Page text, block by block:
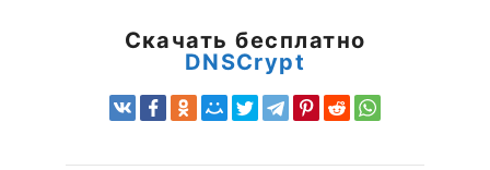
Скачать бесплатно
DNSCrypt